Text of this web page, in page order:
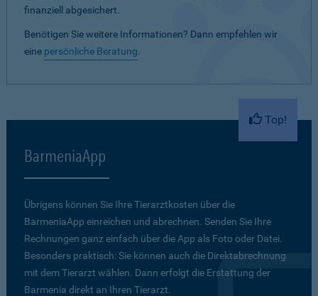
finanziell abgesichert.
Benötigen Sie weitere Informationen? Dann empfehlen wir
eine persönliche Beratung.
Top!
BarmeniaApp
Übrigens können Sie Ihre Tierarztkosten über die
BarmeniaApp einreichen und abrechnen. Senden Sie Ihre
Rechnungen ganz einfach über die App als Foto oder Datei.
Besonders praktisch: Sie können auch die Direktabrechnung
mit dem Tierarzt wählen. Dann erfolgt die Erstattung der
Barmenia direkt an Ihren Tierarzt.